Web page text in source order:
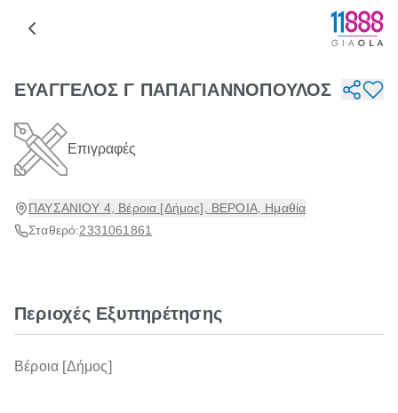
ΕΥΑΓΓΕΛΟΣ Γ ΠΑΠΑΓΙΑΝΝΟΠΟΥΛΟΣ
Επιγραφές
ΠΑΥΣΑΝΙΟΥ 4, Βέροια [Δήμος], ΒΕΡΟΙΑ, Ημαθία
Σταθερό:2331061861
Περιοχές Εξυπηρέτησης
Βέροια [Δήμος]